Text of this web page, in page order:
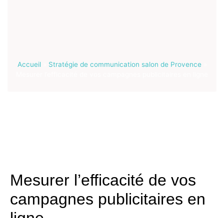
Accueil» Stratégie de communication salon de Provence»
Mesurer l’efficacité de vos
campagnes publicitaires en